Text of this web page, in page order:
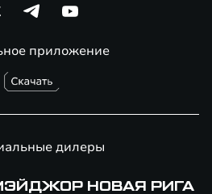
приложение
дилеры
МЭЙДЖОР НОВАЯ РИГА